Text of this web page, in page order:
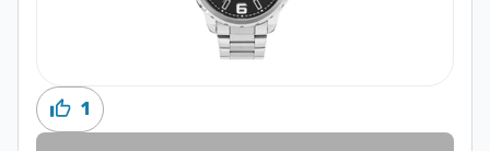
1